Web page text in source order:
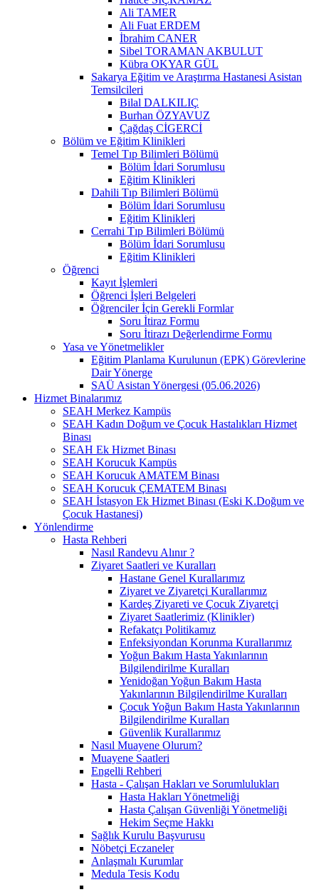
Ali TAMER
Ali Fuat ERDEM
İbrahim CANER
Sibel TORAMAN AKBULUT
Kübra OKYAR GÜL
Sakarya Eğitim ve Araştırma Hastanesi Asistan
Temsilcileri
Bilal DALKILIÇ
Burhan ÖZYAVUZ
Çağdaş CİGERCİ
Bölüm ve Eğitim Klinikleri
Temel Tıp Bilimleri Bölümü
Bölüm İdari Sorumlusu
Eğitim Klinikleri
Dahili Tıp Bilimleri Bölümü
Bölüm İdari Sorumlusu
Eğitim Klinikleri
Cerrahi Tıp Bilimleri Bölümü
Bölüm İdari Sorumlusu
Eğitim Klinikleri
Öğrenci
Kayıt İşlemleri
Öğrenci İşleri Belgeleri
Öğrenciler İçin Gerekli Formlar
Soru İtiraz Formu
Soru İtirazı Değerlendirme Formu
Yasa ve Yönetmelikler
Eğitim Planlama Kurulunun (EPK) Görevlerine
Dair Yönerge
SAÜ Asistan Yönergesi (05.06.2026)
Hizmet Binalarımız
SEAH Merkez Kampüs
SEAH Kadın Doğum ve Çocuk Hastalıkları Hizmet
Binası
SEAH Ek Hizmet Binası
SEAH Korucuk Kampüs
SEAH Korucuk AMATEM Binası
SEAH Korucuk ÇEMATEM Binası
SEAH İstasyon Ek Hizmet Binası (Eski K.Doğum ve
Çocuk Hastanesi)
Yönlendirme
Hasta Rehberi
Nasıl Randevu Alınır ?
Ziyaret Saatleri ve Kuralları
Hastane Genel Kurallarımız
Ziyaret ve Ziyaretçi Kurallarımız
Kardeş Ziyareti ve Çocuk Ziyaretçi
Ziyaret Saatlerimiz (Klinikler)
Refakatçı Politikamız
Enfeksiyondan Korunma Kurallarımız
Yoğun Bakım Hasta Yakınlarının
Bilgilendirilme Kuralları
Yenidoğan Yoğun Bakım Hasta
Yakınlarının Bilgilendirilme Kuralları
Çocuk Yoğun Bakım Hasta Yakınlarının
Bilgilendirilme Kuralları
Güvenlik Kurallarımız
Nasıl Muayene Olurum?
Muayene Saatleri
Engelli Rehberi
Hasta - Çalışan Hakları ve Sorumlulukları
Hasta Hakları Yönetmeliği
Hasta Çalışan Güvenliği Yönetmeliği
Hekim Seçme Hakkı
Sağlık Kurulu Başvurusu
Nöbetçi Eczaneler
Anlaşmalı Kurumlar
Medula Tesis Kodu